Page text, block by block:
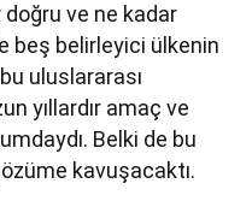
ve ne kadar
beş belirleyici ülkenin
uluslararası
yıllardır amaç ve
Belki de bu
kavuşacaktı.